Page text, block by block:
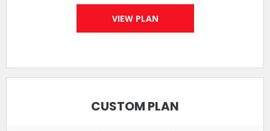
VIEW PLAN
CUSTOM PLAN